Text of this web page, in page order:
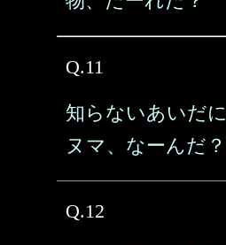
Q.11
知らないあいだ
ヌマ、なーんだ？
Q.12